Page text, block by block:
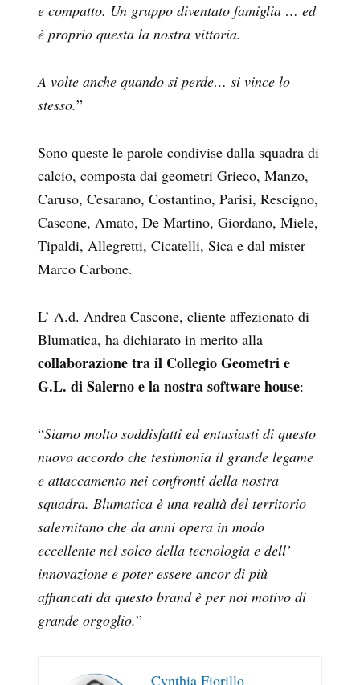
e compatto. Un gruppo diventato famiglia … ed
è proprio questa la nostra vittoria.
A volte anche quando si perde… si vince lo
stesso.”
Sono queste le parole condivise dalla squadra di
calcio, composta dai geometri Grieco, Manzo,
Caruso, Cesarano, Costantino, Parisi, Rescigno,
Cascone, Amato, De Martino, Giordano, Miele,
Tipaldi, Allegretti, Cicatelli, Sica e dal mister
Marco Carbone.
L’ A.d. Andrea Cascone, cliente affezionato di
Blumatica, ha dichiarato in merito alla
collaborazione tra il Collegio Geometri e
G.L. di Salerno e la nostra software house:
“Siamo molto soddisfatti ed entusiasti di questo
nuovo accordo che testimonia il grande legame
e attaccamento nei confronti della nostra
squadra. Blumatica è una realtà del territorio
salernitano che da anni opera in modo
eccellente nel solco della tecnologia e dell’
innovazione e poter essere ancor di più
affiancati da questo brand è per noi motivo di
grande orgoglio.”
Cynthia Fiorillo